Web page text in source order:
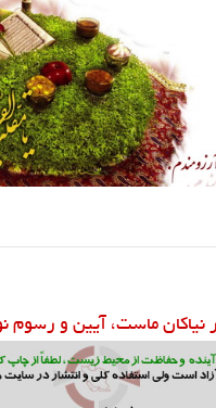
نیاکان ماست، آیین و رسوم